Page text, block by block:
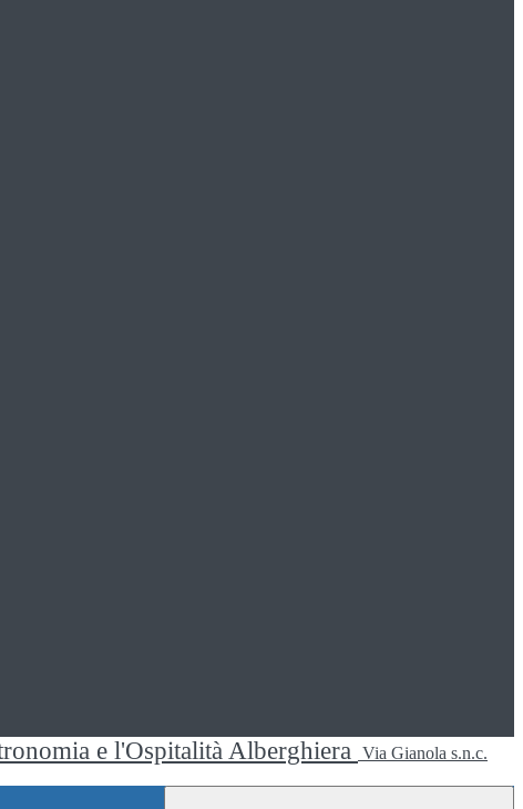
e l'Ospitalità Alberghiera Via Gianola s.n.c.